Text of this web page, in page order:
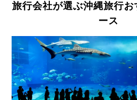
旅行会社が選ぶ沖縄旅行お
ース